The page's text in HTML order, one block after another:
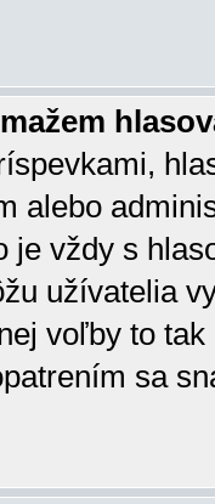
alebo
je vždy s
užívatelia
voľby to
sa